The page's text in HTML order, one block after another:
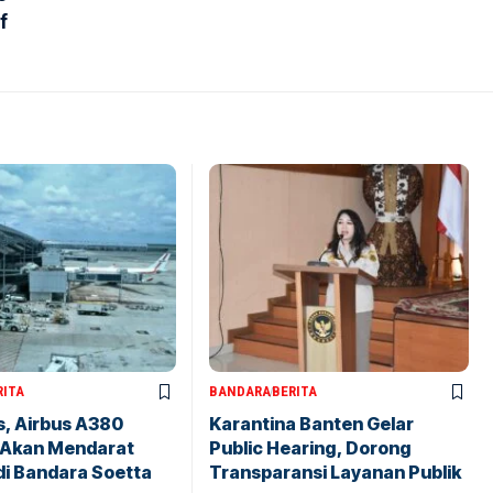
Airbus A380
Mendarat
Bandara Soetta
BANDARABERITA
Karantina Banten Gelar
Public Hearing, Dorong
Transparansi Layanan Publik